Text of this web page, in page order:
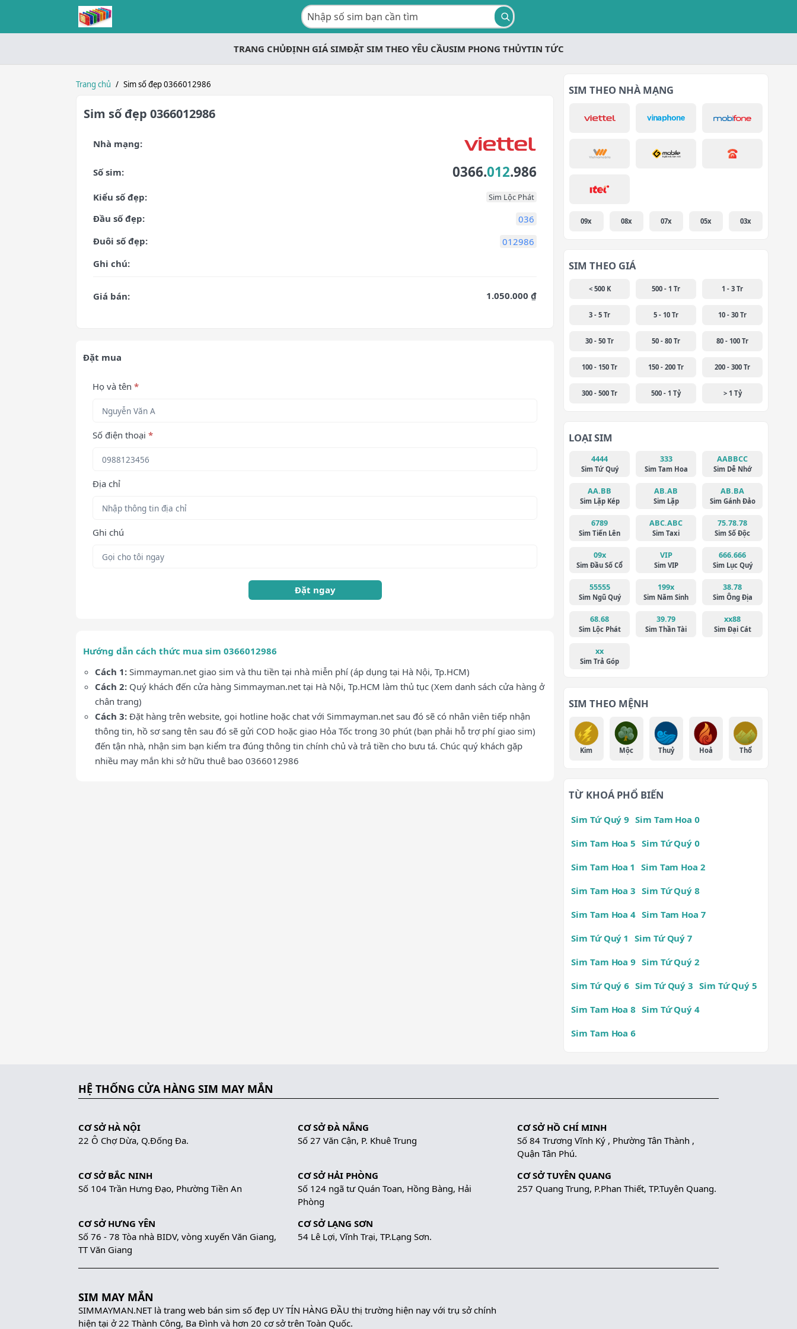
TRANG CHỦĐỊNH GIÁ SIMĐẶT SIM THEO YÊU CẦUSIM PHONG THỦYTIN TỨC
Trang chủ / Sim số đẹp 0366012986
Sim số đẹp 0366012986
Nhà mạng:
Số sim: 0366.012.986
Kiểu số đẹp: Sim Lộc Phát
Đầu số đẹp:
036
Đuôi số đẹp:
012986
Ghi chú:
Giá bán: 1.050.000 ₫
Đặt mua
Họ và tên *
Số điện thoại *
Địa chỉ
Ghi chú
Đặt ngay
Hướng dẫn cách thức mua sim 0366012986
Cách 1: Simmayman.net giao sim và thu tiền tại nhà miễn phí (áp dụng tại Hà Nội, Tp.HCM)
Cách 2: Quý khách đến cửa hàng Simmayman.net tại Hà Nội, Tp.HCM làm thủ tục (Xem danh sách cửa hàng ở
chân trang)
Cách 3: Đặt hàng trên website, gọi hotline hoặc chat với Simmayman.net sau đó sẽ có nhân viên tiếp nhận
thông tin, hồ sơ sang tên sau đó sẽ gửi COD hoặc giao Hỏa Tốc trong 30 phút (bạn phải hỗ trợ phí giao sim)
đến tận nhà, nhận sim bạn kiểm tra đúng thông tin chính chủ và trả tiền cho bưu tá. Chúc quý khách gặp
nhiều may mắn khi sở hữu thuê bao 0366012986
SIM THEO NHÀ MẠNG
09x 08x 07x 05x 03x
SIM THEO GIÁ
< 500 K 500 - 1 Tr 1 - 3 Tr
3 - 5 Tr 5 - 10 Tr 10 - 30 Tr
30 - 50 Tr 50 - 80 Tr 80 - 100 Tr
100 - 150 Tr 150 - 200 Tr 200 - 300 Tr
300 - 500 Tr 500 - 1 Tỷ > 1 Tỷ
LOẠI SIM
4444
Sim Tứ Quý
333
Sim Tam Hoa
AABBCC
Sim Dễ Nhớ
AA.BB
Sim Lặp Kép
AB.AB
Sim Lặp
AB.BA
Sim Gánh Đảo
6789
Sim Tiến Lên
ABC.ABC
Sim Taxi
75.78.78
Sim Số Độc
09x
Sim Đầu Số Cổ
VIP
Sim VIP
666.666
Sim Lục Quý
55555
Sim Ngũ Quý
199x
Sim Năm Sinh
38.78
Sim Ông Địa
68.68
Sim Lộc Phát
39.79
Sim Thần Tài
xx88
Sim Đại Cát
xx
Sim Trả Góp
SIM THEO MỆNH
Kim Mộc Thuỷ Hoả Thổ
TỪ KHOÁ PHỔ BIẾN
Sim Tứ Quý 9 Sim Tam Hoa 0
Sim Tam Hoa 5 Sim Tứ Quý 0
Sim Tam Hoa 1
Sim Tam Hoa 2
Sim Tam Hoa 3 Sim Tứ Quý 8
Sim Tam Hoa 4 Sim Tam Hoa 7
Sim Tứ Quý 1
Sim Tứ Quý 7
Sim Tam Hoa 9 Sim Tứ Quý 2
Sim Tứ Quý 6 Sim Tứ Quý 3 Sim Tứ Quý 5
Sim Tam Hoa 8 Sim Tứ Quý 4
Sim Tam Hoa 6
HỆ THỐNG CỬA HÀNG SIM MAY MẮN
CƠ SỞ HÀ NỘI
22 Ô Chợ Dừa, Q.Đống Đa.
CƠ SỞ ĐÀ NẴNG
Số 27 Văn Cận, P. Khuê Trung
CƠ SỞ HỒ CHÍ MINH
Số 84 Trương Vĩnh Ký , Phường Tân Thành ,
Quận Tân Phú.
CƠ SỞ BẮC NINH
Số 104 Trần Hưng Đạo, Phường Tiền An
CƠ SỞ HẢI PHÒNG
Số 124 ngã tư Quán Toan, Hồng Bàng, Hải
Phòng
CƠ SỞ TUYÊN QUANG
257 Quang Trung, P.Phan Thiết, TP.Tuyên Quang.
CƠ SỞ HƯNG YÊN
Số 76 - 78 Tòa nhà BIDV, vòng xuyến Văn Giang,
TT Văn Giang
CƠ SỞ LẠNG SƠN
54 Lê Lợi, Vĩnh Trại, TP.Lạng Sơn.
SIM MAY MẮN
SIMMAYMAN.NET là trang web bán sim số đẹp UY TÍN HÀNG ĐẦU thị trường hiện nay với trụ sở chính
hiện tại ở 22 Thành Công, Ba Đình và hơn 20 cơ sở trên Toàn Quốc.